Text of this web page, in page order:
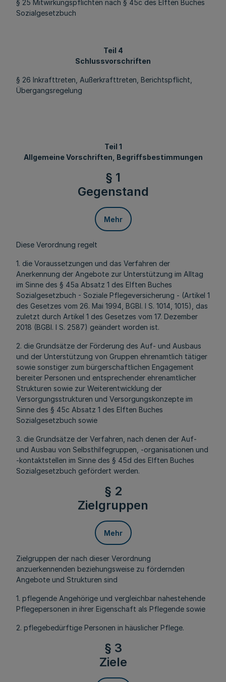
§ 25 Mitwirkungspflichten nach § 45c des Elften Buches
Sozialgesetzbuch
Teil 4
Schlussvorschriften
§ 26 Inkrafttreten, Außerkrafttreten, Berichtspflicht,
Übergangsregelung
Teil 1
Allgemeine Vorschriften, Begriffsbestimmungen
§ 1
Gegenstand
Mehr
Diese Verordnung regelt
1. die Voraussetzungen und das Verfahren der
Anerkennung der Angebote zur Unterstützung im Alltag
im Sinne des § 45a Absatz 1 des Elften Buches
Sozialgesetzbuch - Soziale Pflegeversicherung - (Artikel 1
des Gesetzes vom 26. Mai 1994, BGBl. I S. 1014, 1015), das
zuletzt durch Artikel 1 des Gesetzes vom 17. Dezember
2018 (BGBl. I S. 2587) geändert worden ist.
2. die Grundsätze der Förderung des Auf- und Ausbaus
und der Unterstützung von Gruppen ehrenamtlich tätiger
sowie sonstiger zum bürgerschaftlichen Engagement
bereiter Personen und entsprechender ehrenamtlicher
Strukturen sowie zur Weiterentwicklung der
Versorgungsstrukturen und Versorgungskonzepte im
Sinne des § 45c Absatz 1 des Elften Buches
Sozialgesetzbuch sowie
3. die Grundsätze der Verfahren, nach denen der Auf-
und Ausbau von Selbsthilfegruppen, -organisationen und
-kontaktstellen im Sinne des § 45d des Elften Buches
Sozialgesetzbuch gefördert werden.
§ 2
Zielgruppen
Mehr
Zielgruppen der nach dieser Verordnung
anzuerkennenden beziehungsweise zu fördernden
Angebote und Strukturen sind
1. pflegende Angehörige und vergleichbar nahestehende
Pflegepersonen in ihrer Eigenschaft als Pflegende sowie
2. pflegebedürftige Personen in häuslicher Pflege.
§ 3
Ziele